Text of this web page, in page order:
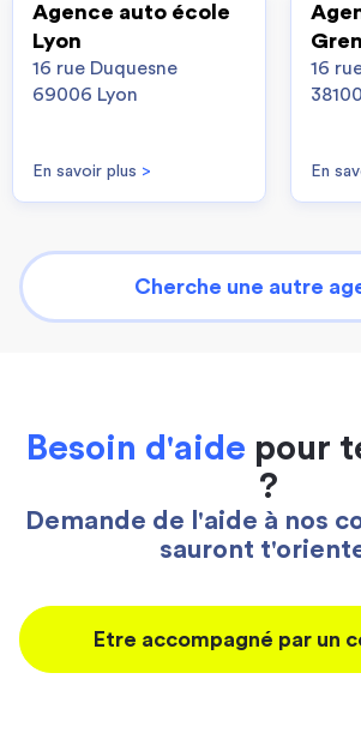
Agence auto école
Lyon
16 rue Duquesne
69006 Lyon
En savoir plus >
16
En
Cherche une autre
Besoin d'aide pour
?
Demande de l'aide à nos
sauront
Etre accompagné par un